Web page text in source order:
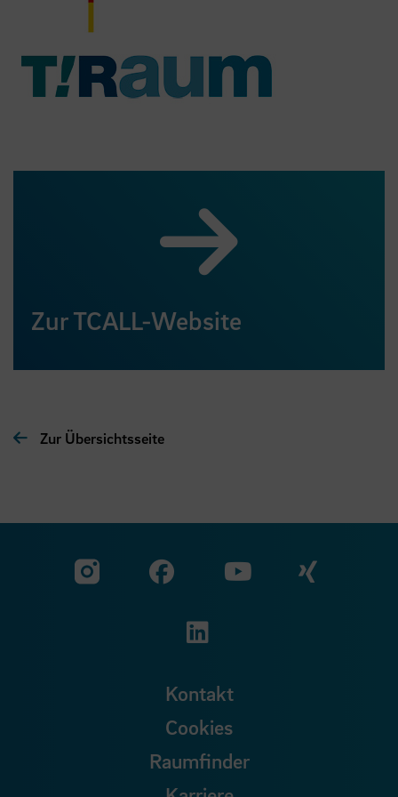
Zur TCALL-Website
Zur Übersichtsseite
Zu unserer Facebook
Zu
Zu unserer
Kontakt
Cookies
Raumfinder